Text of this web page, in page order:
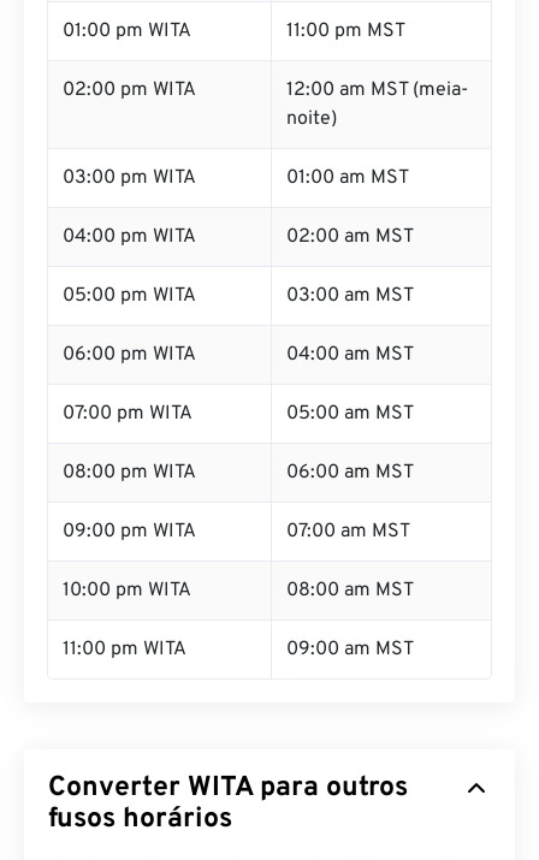
01:00 pm WITA 11:00 pm MST
02:00 pm WITA
12:00 am MST (meia-
noite)
03:00 pm WITA 01:00 am MST
04:00 pm WITA 02:00 am MST
05:00 pm WITA 03:00 am MST
06:00 pm WITA 04:00 am MST
07:00 pm WITA 05:00 am MST
08:00 pm WITA 06:00 am MST
09:00 pm WITA 07:00 am MST
10:00 pm WITA 08:00 am MST
11:00 pm WITA 09:00 am MST
Converter WITA para outros
fusos horários